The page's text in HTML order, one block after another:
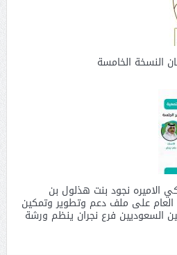
النسخة الخامسة
الاميره نجود بنت هذلول بن
العام على ملف دعم وتطوير وتمكين
السعوديين فرع نجران ينظم ورشة